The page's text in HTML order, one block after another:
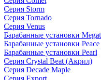
Серия Storm
Серия Tornado
Серия Venus
Барабанные установки
Барабанные установки Peace
Барабанные установки Pearl
Серия Crystal Beat (Акрил)
Серия Decade Maple
Серия Export